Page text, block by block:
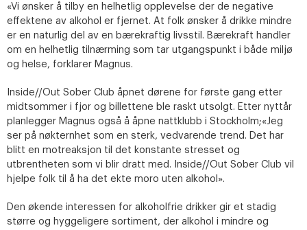
«Vi ønsker å tilby en helhetlig opplevelse der de negative
effektene av alkohol er fjernet. At folk ønsker å drikke mindre
er en naturlig del av en bærekraftig livsstil. Bærekraft handler
om en helhetlig tilnærming som tar utgangspunkt i både miljø
og helse, forklarer Magnus.
Inside//Out Sober Club åpnet dørene for første gang etter
midtsommer i fjor og billettene ble raskt utsolgt. Etter nyttår
planlegger Magnus også å åpne nattklubb i Stockholm;«Jeg
ser på nøkternhet som en sterk, vedvarende trend. Det har
blitt en motreaksjon til det konstante stresset og
utbrentheten som vi blir dratt med. Inside//Out Sober Club vil
hjelpe folk til å ha det ekte moro uten alkohol».
Den økende interessen for alkoholfrie drikker gir et stadig
større og hyggeligere sortiment, der alkohol i mindre og